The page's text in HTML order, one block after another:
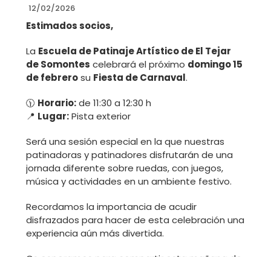
12/02/2026
Estimados socios,
La Escuela de Patinaje Artístico de El Tejar
de Somontes celebrará el próximo domingo 15
de febrerosu Fiesta de Carnaval.
🕦 Horario:de 11:30 a 12:30 h
📍 Lugar:Pista exterior
Será una sesión especial en la que nuestras
patinadoras y patinadores disfrutarán de una
jornada diferente sobre ruedas, con juegos,
música y actividades en un ambiente festivo.
Recordamos la importancia de acudir
disfrazados para hacer de esta celebración una
experiencia aún más divertida.